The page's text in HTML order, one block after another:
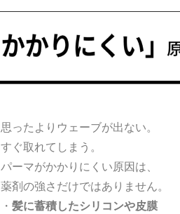
思ったよりウェーブが出ない。
すぐ取れてしまう。
パーマがかかりにくい原因は、
薬剤の強さだけではありません。
・ 髪に蓄積したシリコンや皮膜